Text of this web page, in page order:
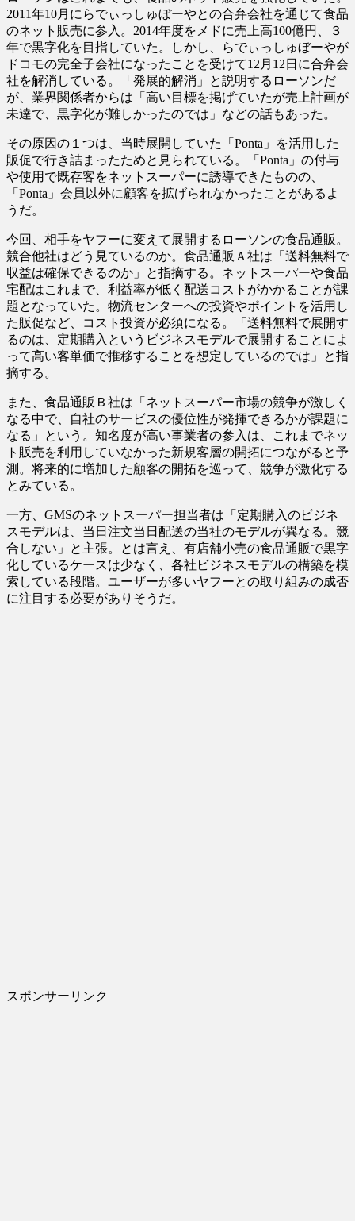
2011年10月にらでぃっしゅぼーやとの合弁会社を通じて食品
のネット販売に参入。2014年度をメドに売上高100億円、３
年で黒字化を目指していた。しかし、らでぃっしゅぼーやが
ドコモの完全子会社になったことを受けて12月12日に合弁会
社を解消している。「発展的解消」と説明するローソンだ
が、業界関係者からは「高い目標を掲げていたが売上計画が
未達で、黒字化が難しかったのでは」などの話もあった。
その原因の１つは、当時展開していた「Ponta」を活用した
販促で行き詰まったためと見られている。「Ponta」の付与
や使用で既存客をネットスーパーに誘導できたものの、
「Ponta」会員以外に顧客を拡げられなかったことがあるよ
うだ。
今回、相手をヤフーに変えて展開するローソンの食品通販。
競合他社はどう見ているのか。食品通販Ａ社は「送料無料で
収益は確保できるのか」と指摘する。ネットスーパーや食品
宅配はこれまで、利益率が低く配送コストがかかることが課
題となっていた。物流センターへの投資やポイントを活用し
た販促など、コスト投資が必須になる。「送料無料で展開す
るのは、定期購入というビジネスモデルで展開することによ
って高い客単価で推移することを想定しているのでは」と指
摘する。
また、食品通販Ｂ社は「ネットスーパー市場の競争が激しく
なる中で、自社のサービスの優位性が発揮できるかが課題に
なる」という。知名度が高い事業者の参入は、これまでネッ
ト販売を利用していなかった新規客層の開拓につながると予
測。将来的に増加した顧客の開拓を巡って、競争が激化する
とみている。
一方、GMSのネットスーパー担当者は「定期購入のビジネ
スモデルは、当日注文当日配送の当社のモデルが異なる。競
合しない」と主張。とは言え、有店舗小売の食品通販で黒字
化しているケースは少なく、各社ビジネスモデルの構築を模
索している段階。ユーザーが多いヤフーとの取り組みの成否
に注目する必要がありそうだ。
スポンサーリンク